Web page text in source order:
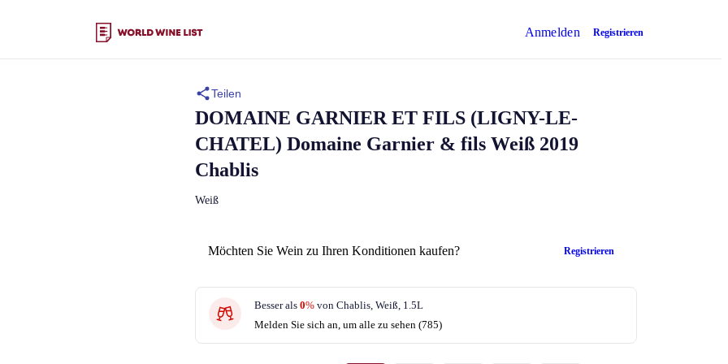
Anmelden Registrieren
Möchten Sie Wein zu Ihren Konditionen kaufen? Registrieren
Besser als 0% von Chablis, Weiß, 1.5L
Melden Sie sich an, um alle zu sehen (785)
Teilen
DOMAINE GARNIER ET FILS (LIGNY-LE-
CHATEL) Domaine Garnier & fils Weiß 2019
Chablis
Weiß